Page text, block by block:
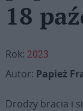
18
Rok: 2023
Autor: Papież
Drodzy bracia i